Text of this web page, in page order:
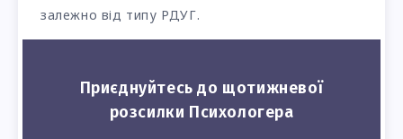
залежно від типу РДУГ.
Приєднуйтесь до щотижневої
розсилки Психологера